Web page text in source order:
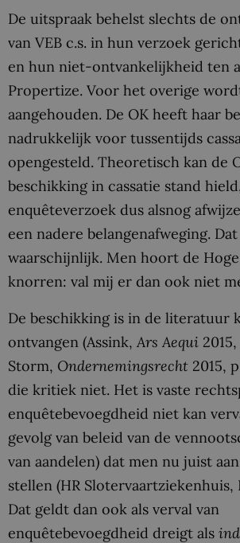
De uitspraak behelst slechts de
van VEB c.s. in hun verzoek
en hun niet-ontvankelijkheid ten
Propertize. Voor het overige
aangehouden. De OK heeft haar
nadrukkelijk voor tussentijds
opengesteld. Theoretisch kan de
beschikking in cassatie stand
enquêteverzoek dus alsnog
een nadere belangenafweging.
waarschijnlijk. Men hoort de Hoge
knorren: val mij er dan ook niet
De beschikking is in de literatuur
ontvangen (Assink, Ars Aequi
Storm, Ondernemingsrecht 2015,
die kritiek niet. Het is vaste
enquêtebevoegdheid niet kan
gevolg van beleid van de
van aandelen) dat men nu juist
stellen (HR Slotervaartziekenhuis,
Dat geldt dan ook als verval van
enquêtebevoegdheid dreigt als